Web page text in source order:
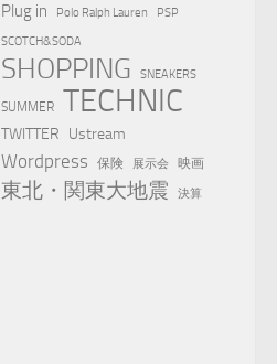
Plug in Polo Ralph Lauren
PSP
SCOTCH&SODA
SHOPPING SNEAKERS
SUMMER TECHNIC
TWITTER Ustream
Wordpress 保険 展示会 映画
東北・関東大地震 決算